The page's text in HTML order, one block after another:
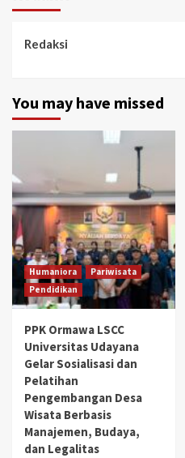
Redaksi
You may have missed
Humaniora
Pariwisata
Pendidikan
PPK Ormawa LSCC
Universitas Udayana
Gelar Sosialisasi dan
Pelatihan
Pengembangan Desa
Wisata Berbasis
Manajemen, Budaya,
dan Legalitas